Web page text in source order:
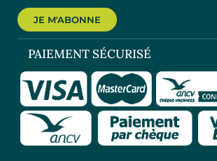
JE M'ABONNE
PAIEMENT SÉCURISÉ